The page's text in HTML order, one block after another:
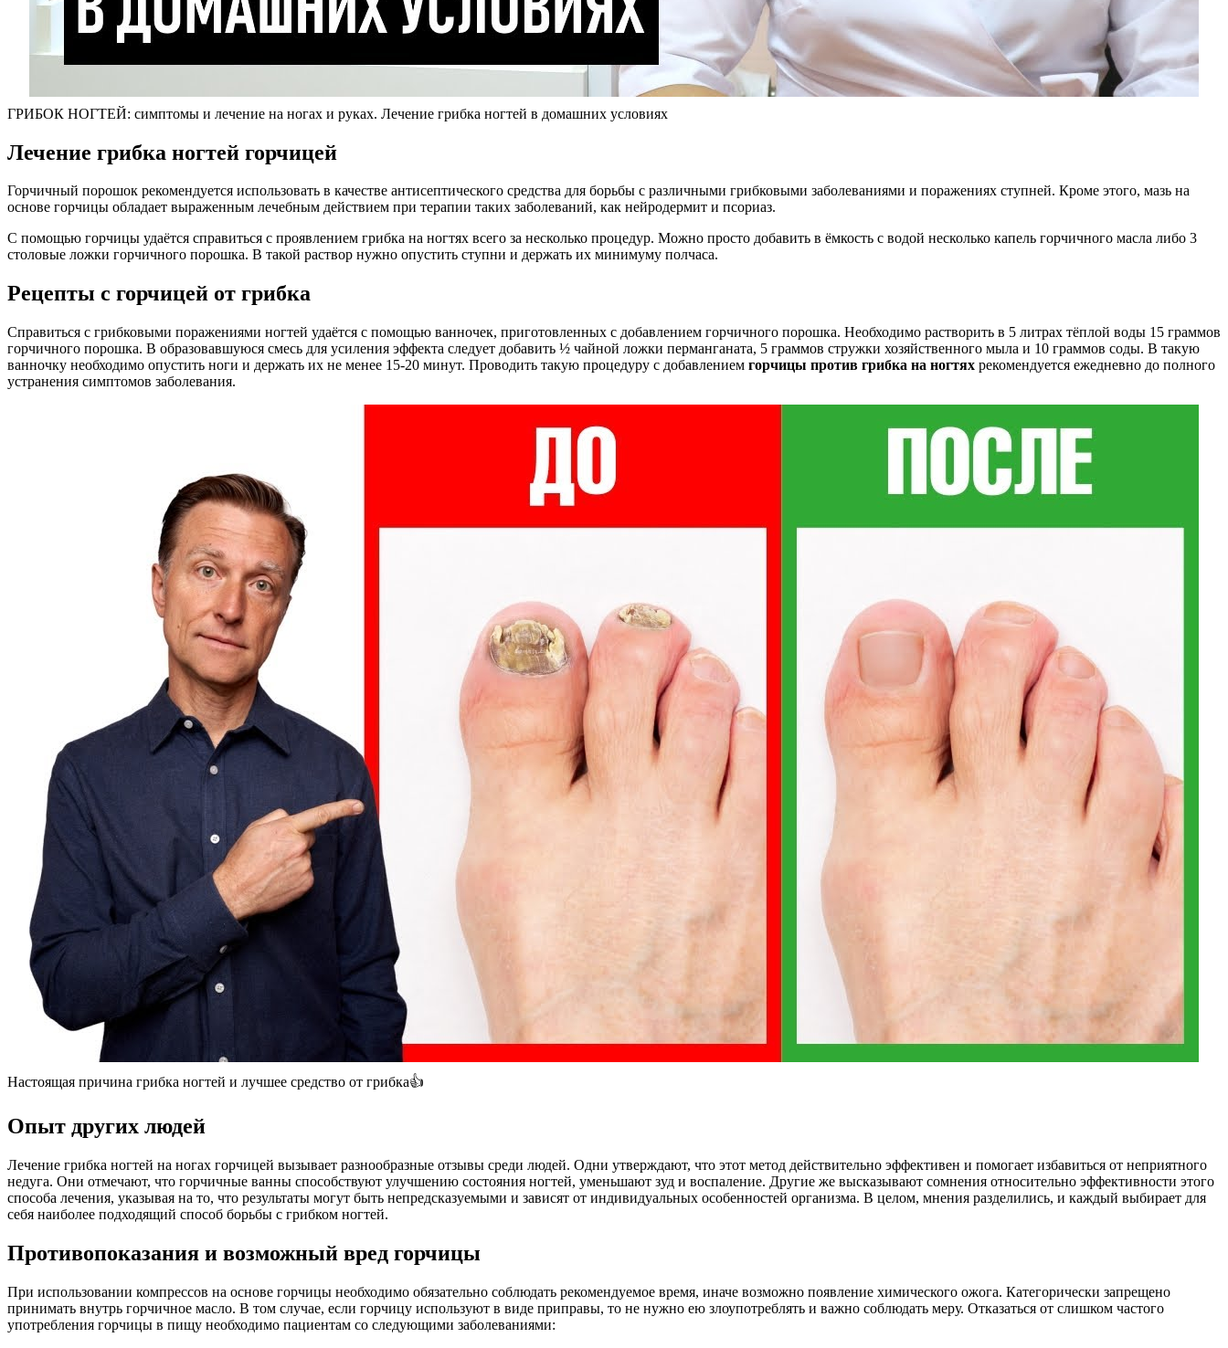
ГРИБОК НОГТЕЙ: симптомы и лечение на ногах и руках. Лечение грибка ногтей в домашних условиях
Лечение грибка ногтей горчицей
Горчичный порошок рекомендуется использовать в качестве антисептического средства для борьбы с различными грибковыми заболеваниями и поражениях ступней. Кроме этого, мазь на
основе горчицы обладает выраженным лечебным действием при терапии таких заболеваний, как нейродермит и псориаз.
С помощью горчицы удаётся справиться с проявлением грибка на ногтях всего за несколько процедур. Можно просто добавить в ёмкость с водой несколько капель горчичного масла либо 3
столовые ложки горчичного порошка. В такой раствор нужно опустить ступни и держать их минимуму полчаса.
Рецепты с горчицей от грибка
Справиться с грибковыми поражениями ногтей удаётся с помощью ванночек, приготовленных с добавлением горчичного порошка. Необходимо растворить в 5 литрах тёплой воды 15 граммов
горчичного порошка. В образовавшуюся смесь для усиления эффекта следует добавить ½ чайной ложки перманганата, 5 граммов стружки хозяйственного мыла и 10 граммов соды. В такую
ванночку необходимо опустить ноги и держать их не менее 15-20 минут. Проводить такую процедуру с добавлением горчицы против грибка на ногтях рекомендуется ежедневно до полного
устранения симптомов заболевания.
Настоящая причина грибка ногтей и лучшее средство от грибка👍
Опыт других людей
Лечение грибка ногтей на ногах горчицей вызывает разнообразные отзывы среди людей. Одни утверждают, что этот метод действительно эффективен и помогает избавиться от неприятного
недуга. Они отмечают, что горчичные ванны способствуют улучшению состояния ногтей, уменьшают зуд и воспаление. Другие же высказывают сомнения относительно эффективности этого
способа лечения, указывая на то, что результаты могут быть непредсказуемыми и зависят от индивидуальных особенностей организма. В целом, мнения разделились, и каждый выбирает для
себя наиболее подходящий способ борьбы с грибком ногтей.
Противопоказания и возможный вред горчицы
При использовании компрессов на основе горчицы необходимо обязательно соблюдать рекомендуемое время, иначе возможно появление химического ожога. Категорически запрещено
принимать внутрь горчичное масло. В том случае, если горчицу используют в виде приправы, то не нужно ею злоупотреблять и важно соблюдать меру. Отказаться от слишком частого
употребления горчицы в пищу необходимо пациентам со следующими заболеваниями: